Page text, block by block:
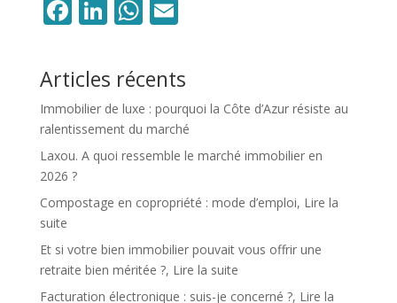
Facebook
LinkedIn
WhatsApp
Email
Articles récents
Immobilier de luxe : pourquoi la Côte d’Azur résiste au
ralentissement du marché
Laxou. A quoi ressemble le marché immobilier en
2026 ?
Compostage en copropriété : mode d’emploi, Lire la
suite
Et si votre bien immobilier pouvait vous offrir une
retraite bien méritée ?, Lire la suite
Facturation électronique : suis-je concerné ?, Lire la